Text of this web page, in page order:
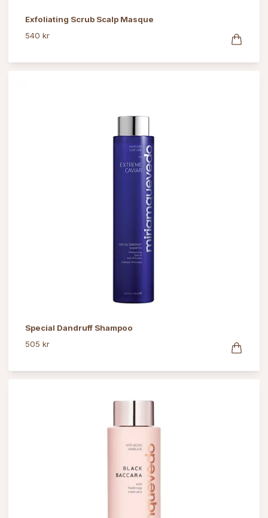
Exfoliating Scrub Scalp Masque
540 kr
Special Dandruff Shampoo
505 kr